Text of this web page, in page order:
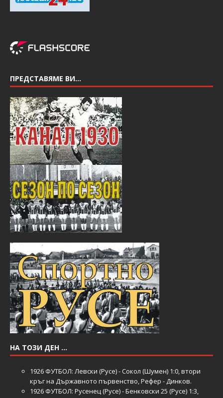
ПРЕДСТАВЯМЕ ВИ…
НА ТОЗИ ДЕН …
1926 ФУТБОЛ: Левски (Русе) - Сокол (Шумен) 1:0, втори
кръг на Държавното първенство, Рефер - Динков.
1926 ФУТБОЛ: Русенец (Русе) - Бенковски 25 (Русе) 1:3,